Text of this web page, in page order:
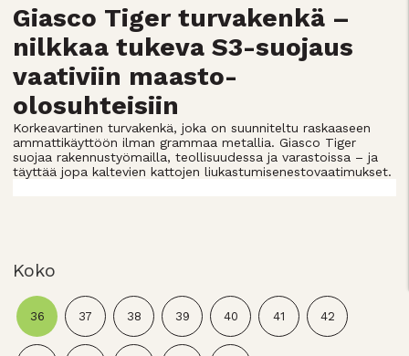
Giasco Tiger turvakenkä –
nilkkaa tukeva S3-suojaus
vaativiin maasto-
olosuhteisiin
Korkeavartinen turvakenkä, joka on suunniteltu raskaaseen
ammattikäyttöön ilman grammaa metallia. Giasco Tiger
suojaa rakennustyömailla, teollisuudessa ja varastoissa – ja
täyttää jopa kaltevien kattojen liukastumisenestovaatimukset.
Koko
36 37 38 39 40 41 42